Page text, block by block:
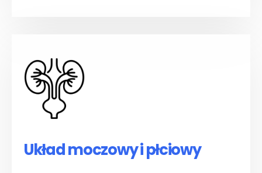
Układ moczowy i płciowy